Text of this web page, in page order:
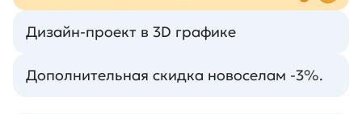
Дизайн-проект в 3D графике
Дополнительная скидка новоселам -3%.